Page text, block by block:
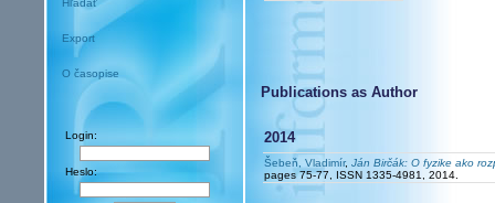
Hľadať
Export
O časopise
Login:
Heslo:
Publications as Author
2014
Šebeň, Vladimír, Ján Birčák: O fyzike ako
pages 75-77, ISSN 1335-4981, 2014.